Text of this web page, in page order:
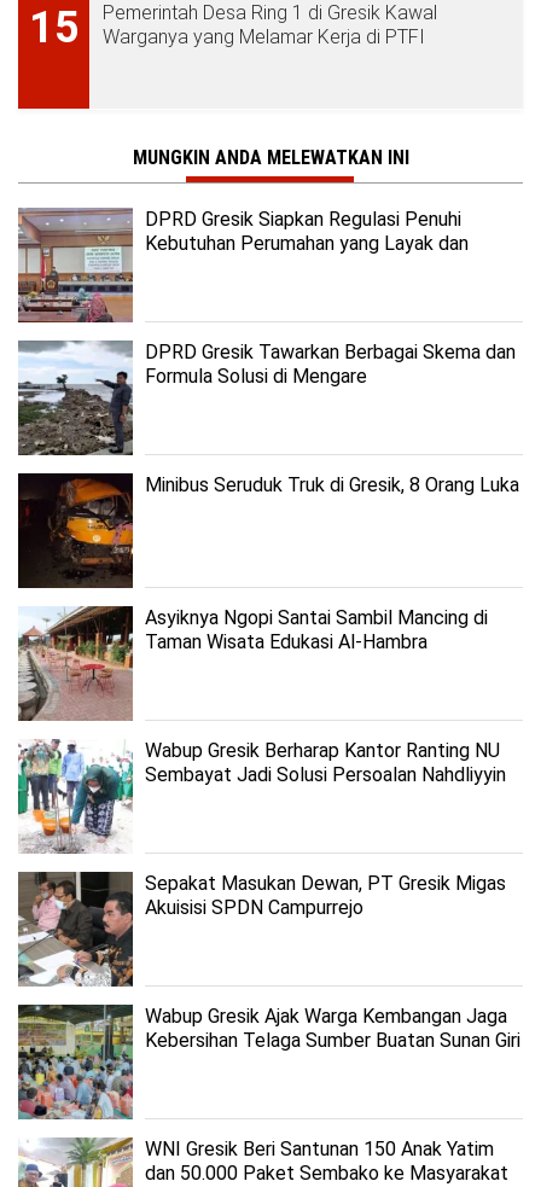
15
Pemerintah Desa Ring 1 di Gresik Kawal
Warganya yang Melamar Kerja di PTFI
MUNGKIN ANDA MELEWATKAN INI
DPRD Gresik Siapkan Regulasi Penuhi
Kebutuhan Perumahan yang Layak dan
DPRD Gresik Tawarkan Berbagai Skema dan
Formula Solusi di Mengare
Minibus Seruduk Truk di Gresik, 8 Orang Luka
Asyiknya Ngopi Santai Sambil Mancing di
Taman Wisata Edukasi Al-Hambra
Wabup Gresik Berharap Kantor Ranting NU
Sembayat Jadi Solusi Persoalan Nahdliyyin
Sepakat Masukan Dewan, PT Gresik Migas
Akuisisi SPDN Campurrejo
Wabup Gresik Ajak Warga Kembangan Jaga
Kebersihan Telaga Sumber Buatan Sunan Giri
WNI Gresik Beri Santunan 150 Anak Yatim
dan 50.000 Paket Sembako ke Masyarakat